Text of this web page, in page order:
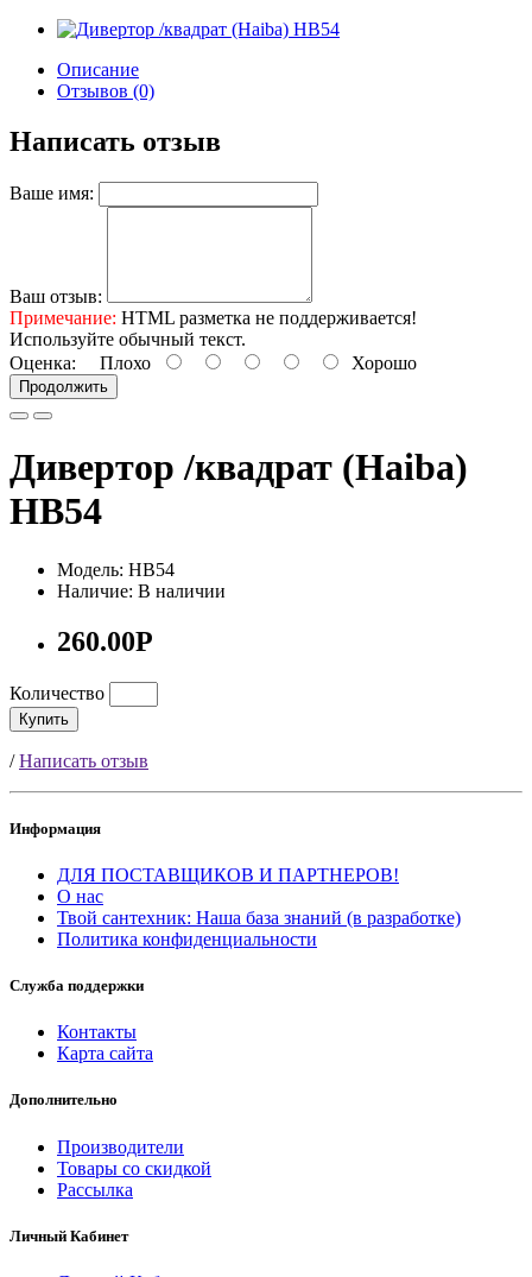
Описание
Отзывов (0)
Написать отзыв
Ваше имя:
Ваш отзыв:
Примечание: HTML разметка не поддерживается!
Используйте обычный текст.
Оценка: Плохо Хорошо
Продолжить
Дивертор /квадрат (Haiba)
НВ54
Модель: HB54
Наличие: В наличии
260.00Р
Количество
Купить
/Написать отзыв
Информация
ДЛЯ ПОСТАВЩИКОВ И ПАРТНЕРОВ!
О нас
Твой сантехник: Наша база знаний (в разработке)
Политика конфиденциальности
Служба поддержки
Контакты
Карта сайта
Дополнительно
Производители
Товары со скидкой
Рассылка
Личный Кабинет